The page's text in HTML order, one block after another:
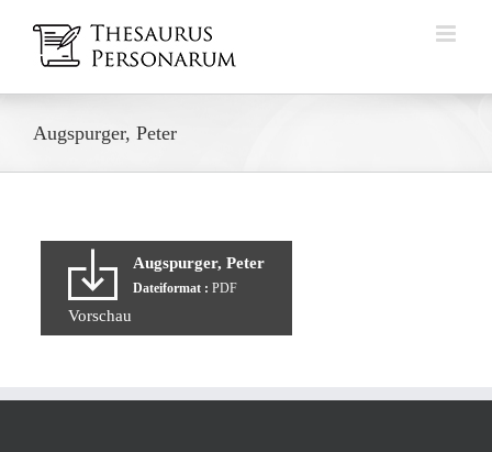
Inhalt
springen
Augspurger, Peter
Augspurger, Peter
Dateiformat : PDF
Vorschau